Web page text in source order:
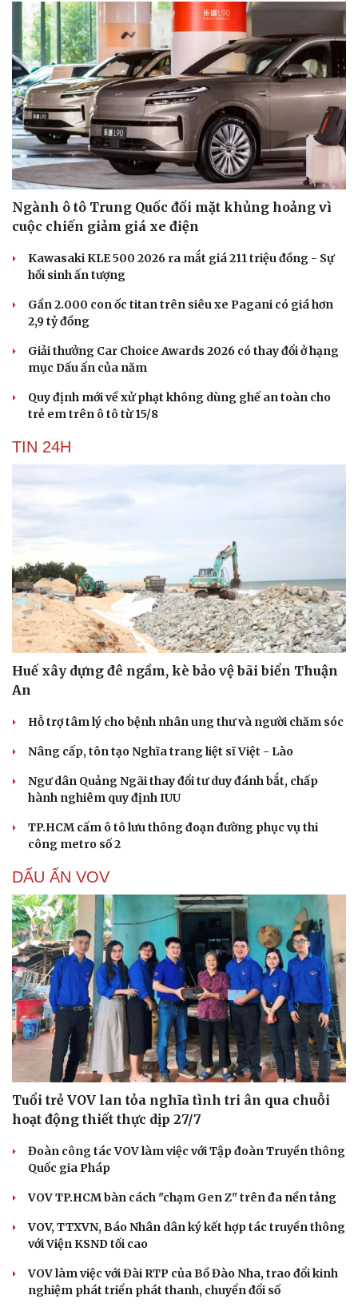
Cải chính
Ngành ô tô Trung Quốc đối mặt khủng hoảng vì
cuộc chiến giảm giá xe điện
Kawasaki KLE 500 2026 ra mắt giá 211 triệu đồng - Sự
hồi sinh ấn tượng
Gần 2.000 con ốc titan trên siêu xe Pagani có giá hơn
2,9 tỷ đồng
Giải thưởng Car Choice Awards 2026 có thay đổi ở hạng
mục Dấu ấn của năm
Quy định mới về xử phạt không dùng ghế an toàn cho
trẻ em trên ô tô từ 15/8
TIN 24H
Huế xây dựng đê ngầm, kè bảo vệ bãi biển Thuận
An
Hỗ trợ tâm lý cho bệnh nhân ung thư và người chăm sóc
Nâng cấp, tôn tạo Nghĩa trang liệt sĩ Việt - Lào
Ngư dân Quảng Ngãi thay đổi tư duy đánh bắt, chấp
hành nghiêm quy định IUU
TP.HCM cấm ô tô lưu thông đoạn đường phục vụ thi
công metro số 2
DẤU ẤN VOV
Tuổi trẻ VOV lan tỏa nghĩa tình tri ân qua chuỗi
hoạt động thiết thực dịp 27/7
Đoàn công tác VOV làm việc với Tập đoàn Truyền thông
Quốc gia Pháp
VOV TP.HCM bàn cách "chạm Gen Z" trên đa nền tảng
VOV, TTXVN, Báo Nhân dân ký kết hợp tác truyền thông
với Viện KSND tối cao
VOV làm việc với Đài RTP của Bồ Đào Nha, trao đổi kinh
nghiệm phát triển phát thanh, chuyển đổi số